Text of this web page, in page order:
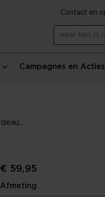
Campagnes en Acties
Contact en
€ 59,95
Afmeting